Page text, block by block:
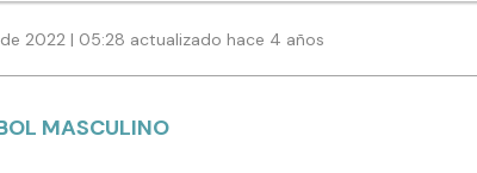
2022 | 05:28 actualizado hace 4 años
MASCULINO